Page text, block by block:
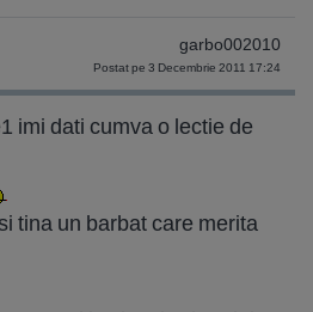
garbo002010
Postat pe 3 Decembrie 2011 17:24
imi dati cumva o lectie de
tina un barbat care merita